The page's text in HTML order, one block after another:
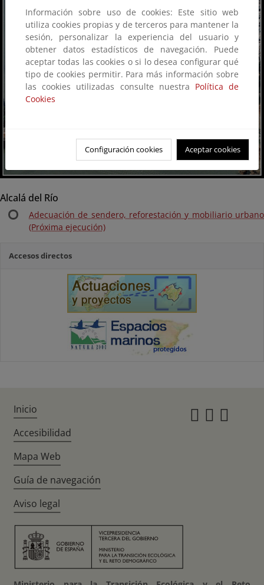
Alcalá del Río
Adecuación de sendero, reforestación y mobiliario urbano
(Próxima ejecución)
Accesos directos
Información sobre uso de cookies: Este sitio web
utiliza cookies propias y de terceros para mantener la
sesión, personalizar la experiencia del usuario y
obtener datos estadísticos de navegación. Puede
aceptar todas las cookies o si lo desea configurar qué
tipo de cookies permitir. Para más información sobre
las cookies utilizadas consulte nuestra Política de
Cookies
Configuración cookies Aceptar cookies
Inicio
Accesibilidad
Mapa Web
Guía de navegación
Aviso legal